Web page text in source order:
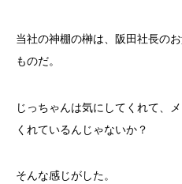
当社の神棚の榊は、阪田社長の
ものだ。
じっちゃんは気にしてくれて、
くれているんじゃないか？
そんな感じがした。